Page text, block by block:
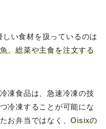
い食材を扱っているのは
、総菜や主食を注文する
凍食品は、急速冷凍の技
冷凍することが可能にな
お弁当ではなく、Oisixの